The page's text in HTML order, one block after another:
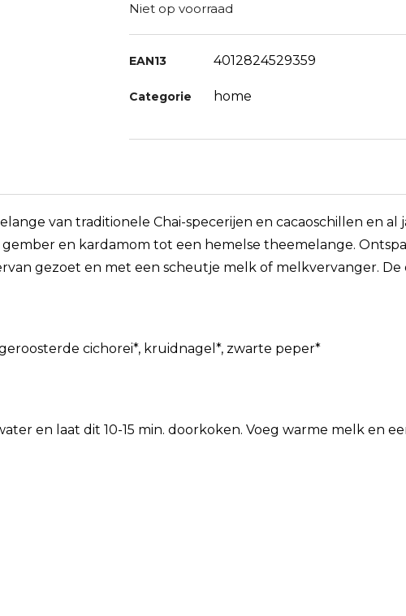
Niet op voorraad
EAN13 4012824529359
Categorie home
van traditionele Chai-specerijen en cacaoschillen en al
en kardamom tot een hemelse theemelange.
gezoet en met een scheutje melk of melkvervanger. De
cichorei*, kruidnagel*, zwarte peper*
en laat dit 10-15 min. doorkoken. Voeg warme melk en